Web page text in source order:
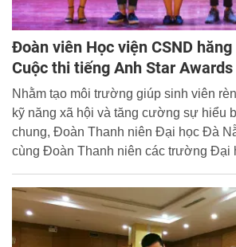
Đoàn viên Học viện CSND
Cuộc thi tiếng Anh Star
Nhằm tạo môi trường giúp sinh viên
kỹ năng xã hội và tăng cường sự hiểu
chung, Đoàn Thanh niên Đại học Đà
cùng Đoàn Thanh niên các trường Đại
Cuộc thi tiếng Anh Star Awards từ
được sự hưởng ứng nhiệt tình của
toàn trường.